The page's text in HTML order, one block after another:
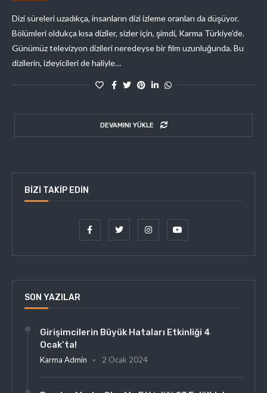
Dizi süreleri uzadıkça, insanların dizi izleme oranları da düşüyor.
Bölümleri oldukça kısa diziler, sizler için, şimdi, Karma Türkiye’de.
Günümüz televizyon dizileri neredeyse bir film uzunluğunda. Bu
dizilerin, izleyicileri de haliyle…
DEVAMINI YÜKLE
BIZI TAKIP EDIN
SON YAZILAR
Girişimcilerin Büyük Hataları Etkinliği 4
Ocak’ta!
Karma Admin 2 Ocak 2024